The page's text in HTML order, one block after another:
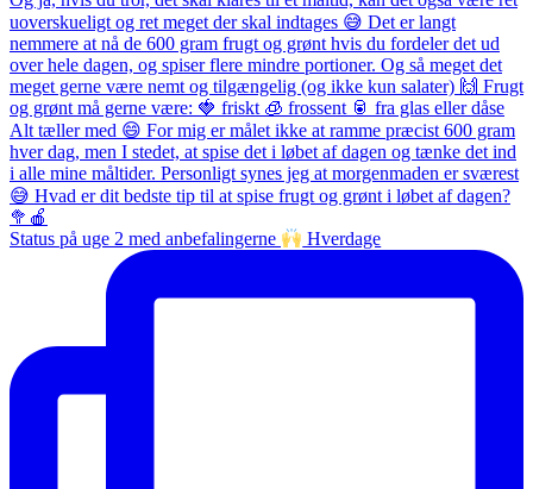
Status på uge 2 med anbefalingerne Hverdage